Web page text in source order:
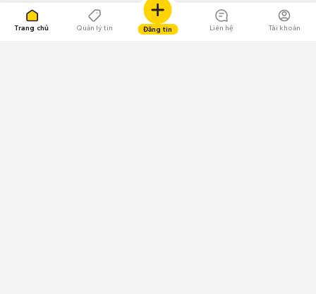
Trang chủ Quản lý tin Đăng tin Liên hệ Tài khoản